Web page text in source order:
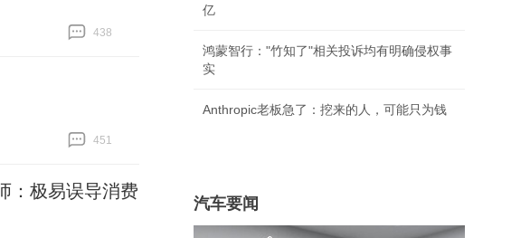
438
451
：极易误导消费
亿
鸿蒙智行："竹知了"相关投诉均有明确侵权事
实
Anthropic老板急了：挖来的人，可能只为钱
汽车要闻